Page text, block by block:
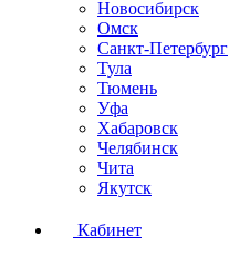
Новосибирск
Омск
Санкт-Петербург
Тула
Тюмень
Уфа
Хабаровск
Челябинск
Чита
Якутск
Кабинет